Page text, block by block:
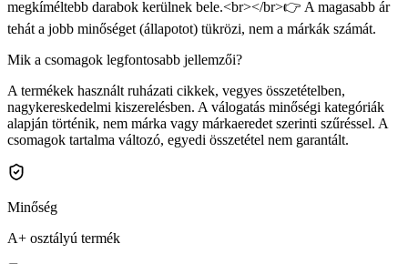
megkíméltebb darabok kerülnek bele.<br></br>👉 A magasabb ár
tehát a jobb minőséget (állapotot) tükrözi, nem a márkák számát.
Mik a csomagok legfontosabb jellemzői?
A termékek használt ruházati cikkek, vegyes összetételben,
nagykereskedelmi kiszerelésben. A válogatás minőségi kategóriák
alapján történik, nem márka vagy márkaeredet szerinti szűréssel. A
csomagok tartalma változó, egyedi összetétel nem garantált.
Minőség
A+ osztályú termék